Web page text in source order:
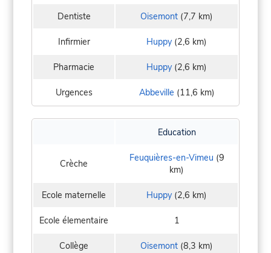
Dentiste Oisemont (7,7 km)
Infirmier Huppy (2,6 km)
Pharmacie Huppy (2,6 km)
Urgences Abbeville (11,6 km)
Education
Crèche Feuquières-en-Vimeu (9
km)
Ecole maternelle Huppy (2,6 km)
Ecole élementaire 1
Collège Oisemont (8,3 km)